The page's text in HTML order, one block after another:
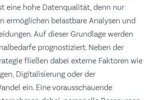
eine hohe Datenqualität, denn nur
ermöglichen belastbare Analysen und
Auf dieser Grundlage werden
prognostiziert. Neben der
fließen dabei externe Faktoren wie
Digitalisierung oder der
ein. Eine vorausschauende